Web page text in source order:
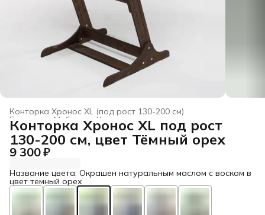
Конторка Хронос XL (под рост 130-200 см)
Конторки для взрослых
Мебель ›
Главная
Конторка Хронос XL под рост
130-200 см, цвет Тёмный орех
9 300 ₽
Название цвета: Окрашен натуральным маслом с воском в
цвет темный орех